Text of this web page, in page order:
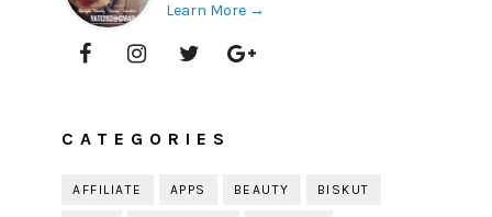
Learn More →
CATEGORIES
AFFILIATE APPS BEAUTY BISKUT